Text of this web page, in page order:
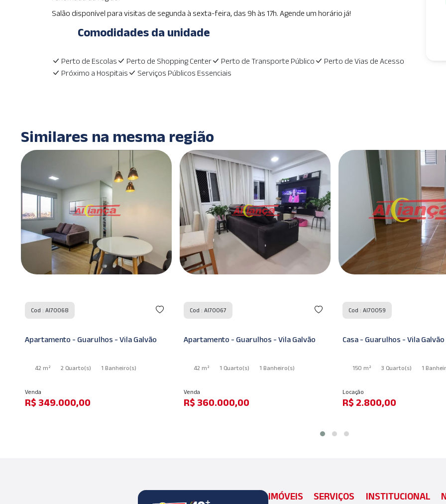
Salão disponível para visitas de segunda à sexta-feira, das 9h às 17h. Agende um horário já!
Comodidades da unidade
Perto de Escolas Perto de Shopping Center Perto de Transporte Público
Perto de Vias de Acesso
Próximo a Hospitais
Serviços Públicos Essenciais
Similares na mesma região
Cod : AI70067
Apartamento - Guarulhos - Vila Galvão
42 m² 1 Quarto(s) 1 Banheiro(s)
Venda
R$ 360.000,00
Cod : AI70059
Casa - Guarulhos - Vila Galvão
150 m² 3 Quarto(s) 1 Banheiro(s)
Locação
R$ 2.800,00
Cod : AI70044
Apartamento - Guarulhos -
1 Banheiro (s)
Locação
R$ 2.500,00
IMÓVEIS SERVIÇOS INSTITUCIONAL